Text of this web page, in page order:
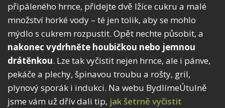
připáleného hrnce, přidejte dvě lžíce cukru a malé
množství horké vody – té jen tolik, aby se mohlo
mýdlo s cukrem rozpustit. Opět nechte působit, a
nakonec vydrhněte houbičkou nebo jemnou
drátěnkou. Lze tak vyčistit nejen hrnce, ale i pánve,
pekáče a plechy, špinavou troubu a rošty, gril,
plynový sporák i indukci. Na webu BydlímeÚtulně
jsme vám už dřív dali tip, jak šetrně vyčistit